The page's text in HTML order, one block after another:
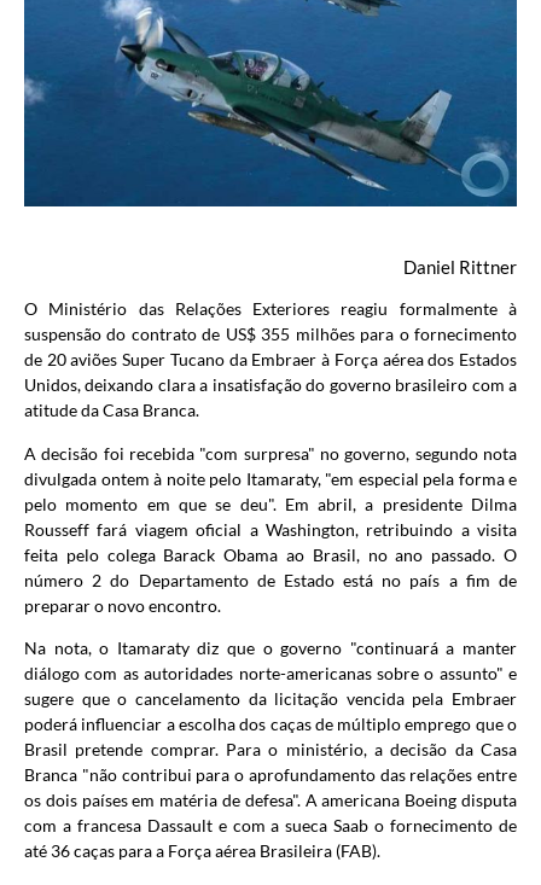
Daniel Rittner
O Ministério das Relações Exteriores reagiu formalmente à
suspensão do contrato de US$ 355 milhões para o fornecimento
de 20 aviões Super Tucano da Embraer à Força aérea dos Estados
Unidos, deixando clara a insatisfação do governo brasileiro com a
atitude da Casa Branca.
A decisão foi recebida "com surpresa" no governo, segundo nota
divulgada ontem à noite pelo Itamaraty, "em especial pela forma e
pelo momento em que se deu". Em abril, a presidente Dilma
Rousseff fará viagem oficial a Washington, retribuindo a visita
feita pelo colega Barack Obama ao Brasil, no ano passado. O
número 2 do Departamento de Estado está no país a fim de
preparar o novo encontro.
Na nota, o Itamaraty diz que o governo "continuará a manter
diálogo com as autoridades norte-americanas sobre o assunto" e
sugere que o cancelamento da licitação vencida pela Embraer
poderá influenciar a escolha dos caças de múltiplo emprego que o
Brasil pretende comprar. Para o ministério, a decisão da Casa
Branca "não contribui para o aprofundamento das relações entre
os dois países em matéria de defesa". A americana Boeing disputa
com a francesa Dassault e com a sueca Saab o fornecimento de
até 36 caças para a Força aérea Brasileira (FAB).